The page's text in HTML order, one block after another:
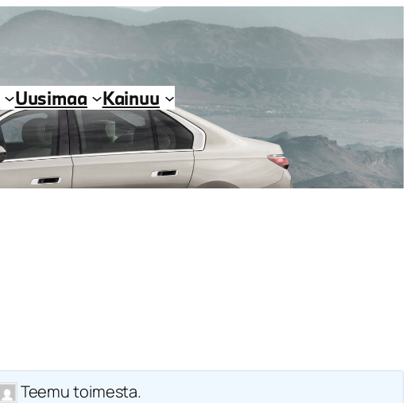
Uusimaa Kainuu
Teemu toimesta.